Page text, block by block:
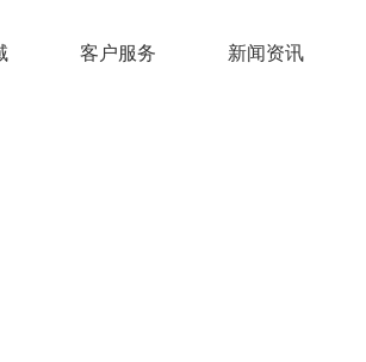
客户服务 新闻资讯